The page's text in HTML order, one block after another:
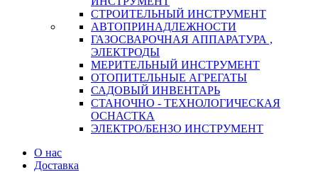
СТРОИТЕЛЬНЫЙ ИНСТРУМЕНТ
АВТОПРИНАДЛЕЖНОСТИ
ГАЗОСВАРОЧНАЯ АППАРАТУРА ,
ЭЛЕКТРОДЫ
МЕРИТЕЛЬНЫЙ ИНСТРУМЕНТ
ОТОПИТЕЛЬНЫЕ АГРЕГАТЫ
САДОВЫЙ ИНВЕНТАРЬ
СТАНОЧНО - ТЕХНОЛОГИЧЕСКАЯ
ОСНАСТКА
ЭЛЕКТРО/БЕНЗО ИНСТРУМЕНТ
О нас
Доставка